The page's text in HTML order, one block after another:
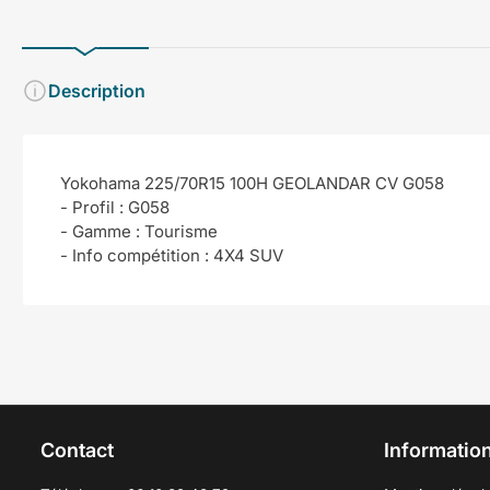
Description
Yokohama 225/70R15 100H GEOLANDAR CV G058
- Profil : G058
- Gamme : Tourisme
- Info compétition : 4X4 SUV
Contact